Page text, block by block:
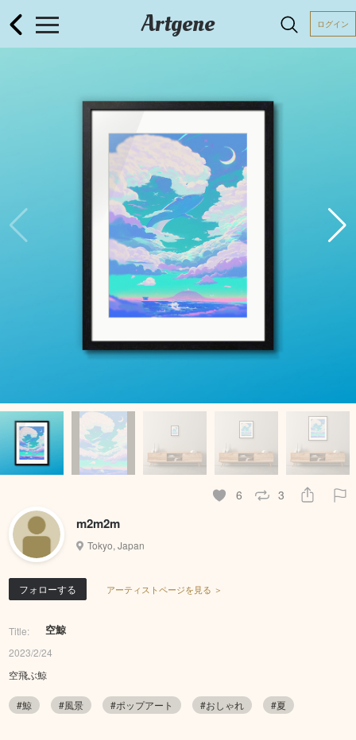
Artgene ログイン
6 3
m2m2m
Tokyo, Japan
フォローする アーティストページを見る ＞
Title: 空鯨
2023/2/24
空飛ぶ鯨
#鯨 #風景 #ポップアート #おしゃれ #夏